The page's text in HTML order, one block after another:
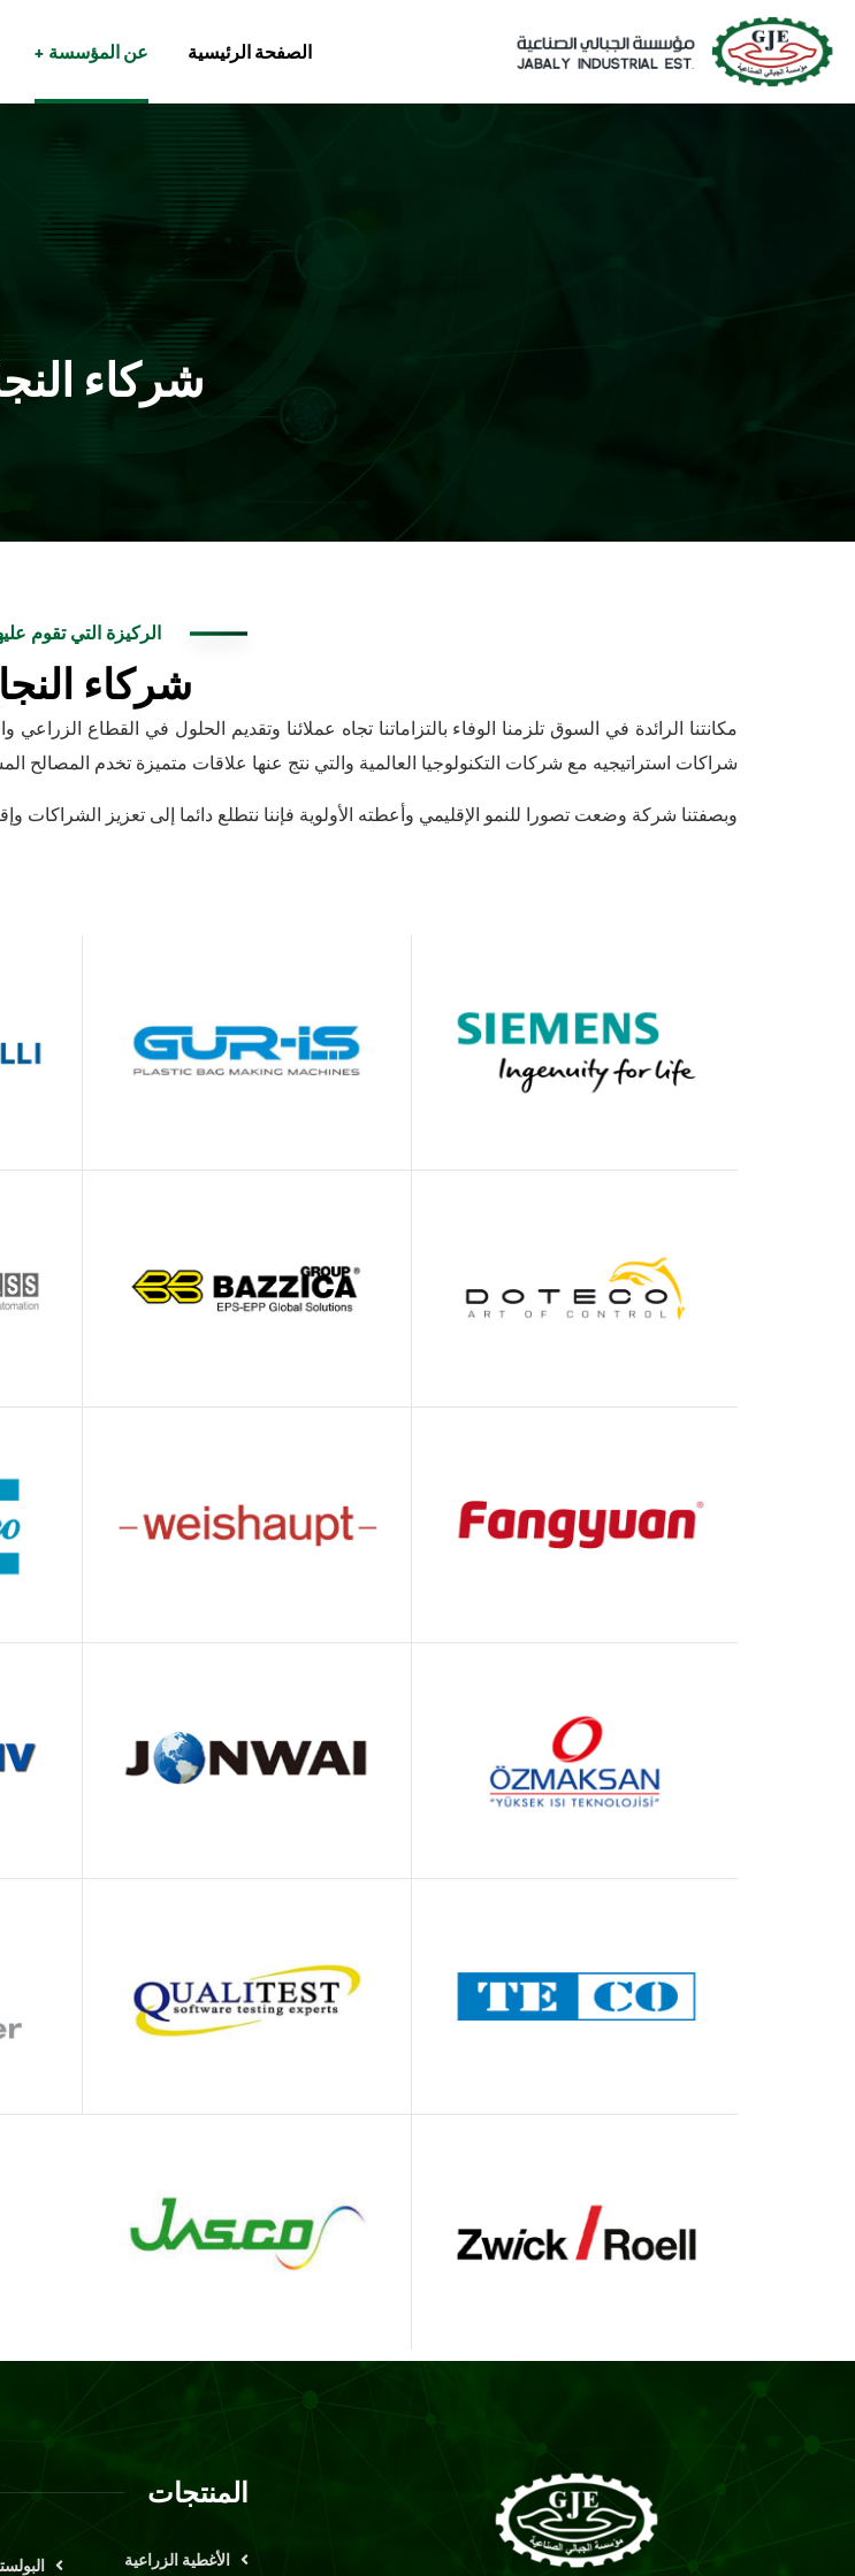
الصفحة الرئيسية عن المؤسسة
شركاء
الركيزة التي تقوم
شركاء
مكانتنا الرائدة في السوق تلزمنا الوفاء بالتزاماتنا تجاه عملائنا وتقديم الحلول في القطاع
شراكات استراتيجيه مع شركات التكنولوجيا العالمية والتي نتج عنها علاقات متميزة تخدم المصالح
وبصفتنا شركة وضعت تصورا للنمو الإقليمي وأعطته الأولوية فإننا نتطلع دائما إلى تعزيز
المنتجات
الأغطية الزراعية